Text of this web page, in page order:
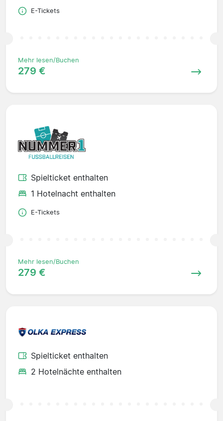
E-Tickets
Mehr lesen/Buchen
279 €
Spielticket enthalten
1 Hotelnacht enthalten
E-Tickets
Mehr lesen/Buchen
279 €
Spielticket enthalten
2 Hotelnächte enthalten